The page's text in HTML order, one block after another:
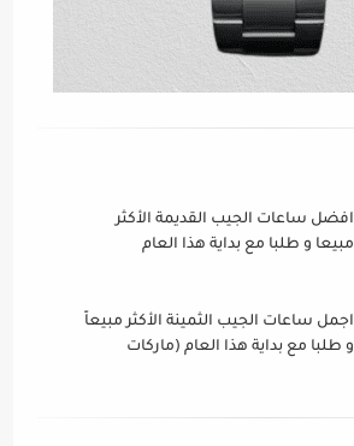
افضل ساعات الجيب القديمة الأكثر
مبيعا و طلبا مع بداية هذا العام
اجمل ساعات الجيب الثمينة الأكثر مبيعاً
و طلبا مع بداية هذا العام (ماركات